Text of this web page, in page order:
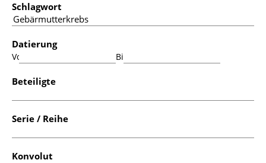
Schlagwort
Datierung
Von: Bis:
Beteiligte
Serie / Reihe
Konvolut